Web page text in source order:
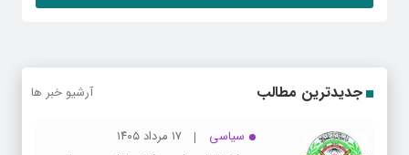
جدیدترین مطالب آرشیو خبر ها
سیاسی
۱۷ مرداد ۱۴۰۵